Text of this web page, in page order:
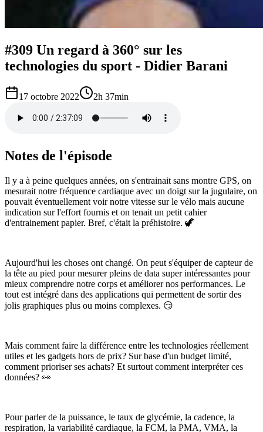
#309 Un regard à 360° sur les
technologies du sport - Didier Barani
17 octobre 2022 2h 37min
Notes de l'épisode
Il y a à peine quelques années, on s'entrainait sans montre GPS, on
mesurait notre fréquence cardiaque avec un doigt sur la jugulaire, on
pouvait éventuellement voir notre vitesse sur le vélo mais aucune
indication sur l'effort fournis et on tenait un petit cahier
d'entrainement papier. Bref, c'était la préhistoire. 🦖
Aujourd'hui les choses ont changé. On peut s'équiper de capteur de
la tête au pied pour mesurer pleins de data super intéressantes pour
mieux comprendre notre corps et améliorer nos performances. Le
tout est intégré dans des applications qui permettent de sortir des
jolis graphiques plus ou moins complexes. 😏
Mais comment faire la différence entre les technologies réellement
utiles et les gadgets hors de prix? Sur base d'un budget limité,
comment prioriser ses achats? Et surtout comment interpréter ces
données? 👀
Pour parler de la puissance, le taux de glycémie, la cadence, la
respiration, la variabilité cardiaque, la FCM, la PMA, VMA, la